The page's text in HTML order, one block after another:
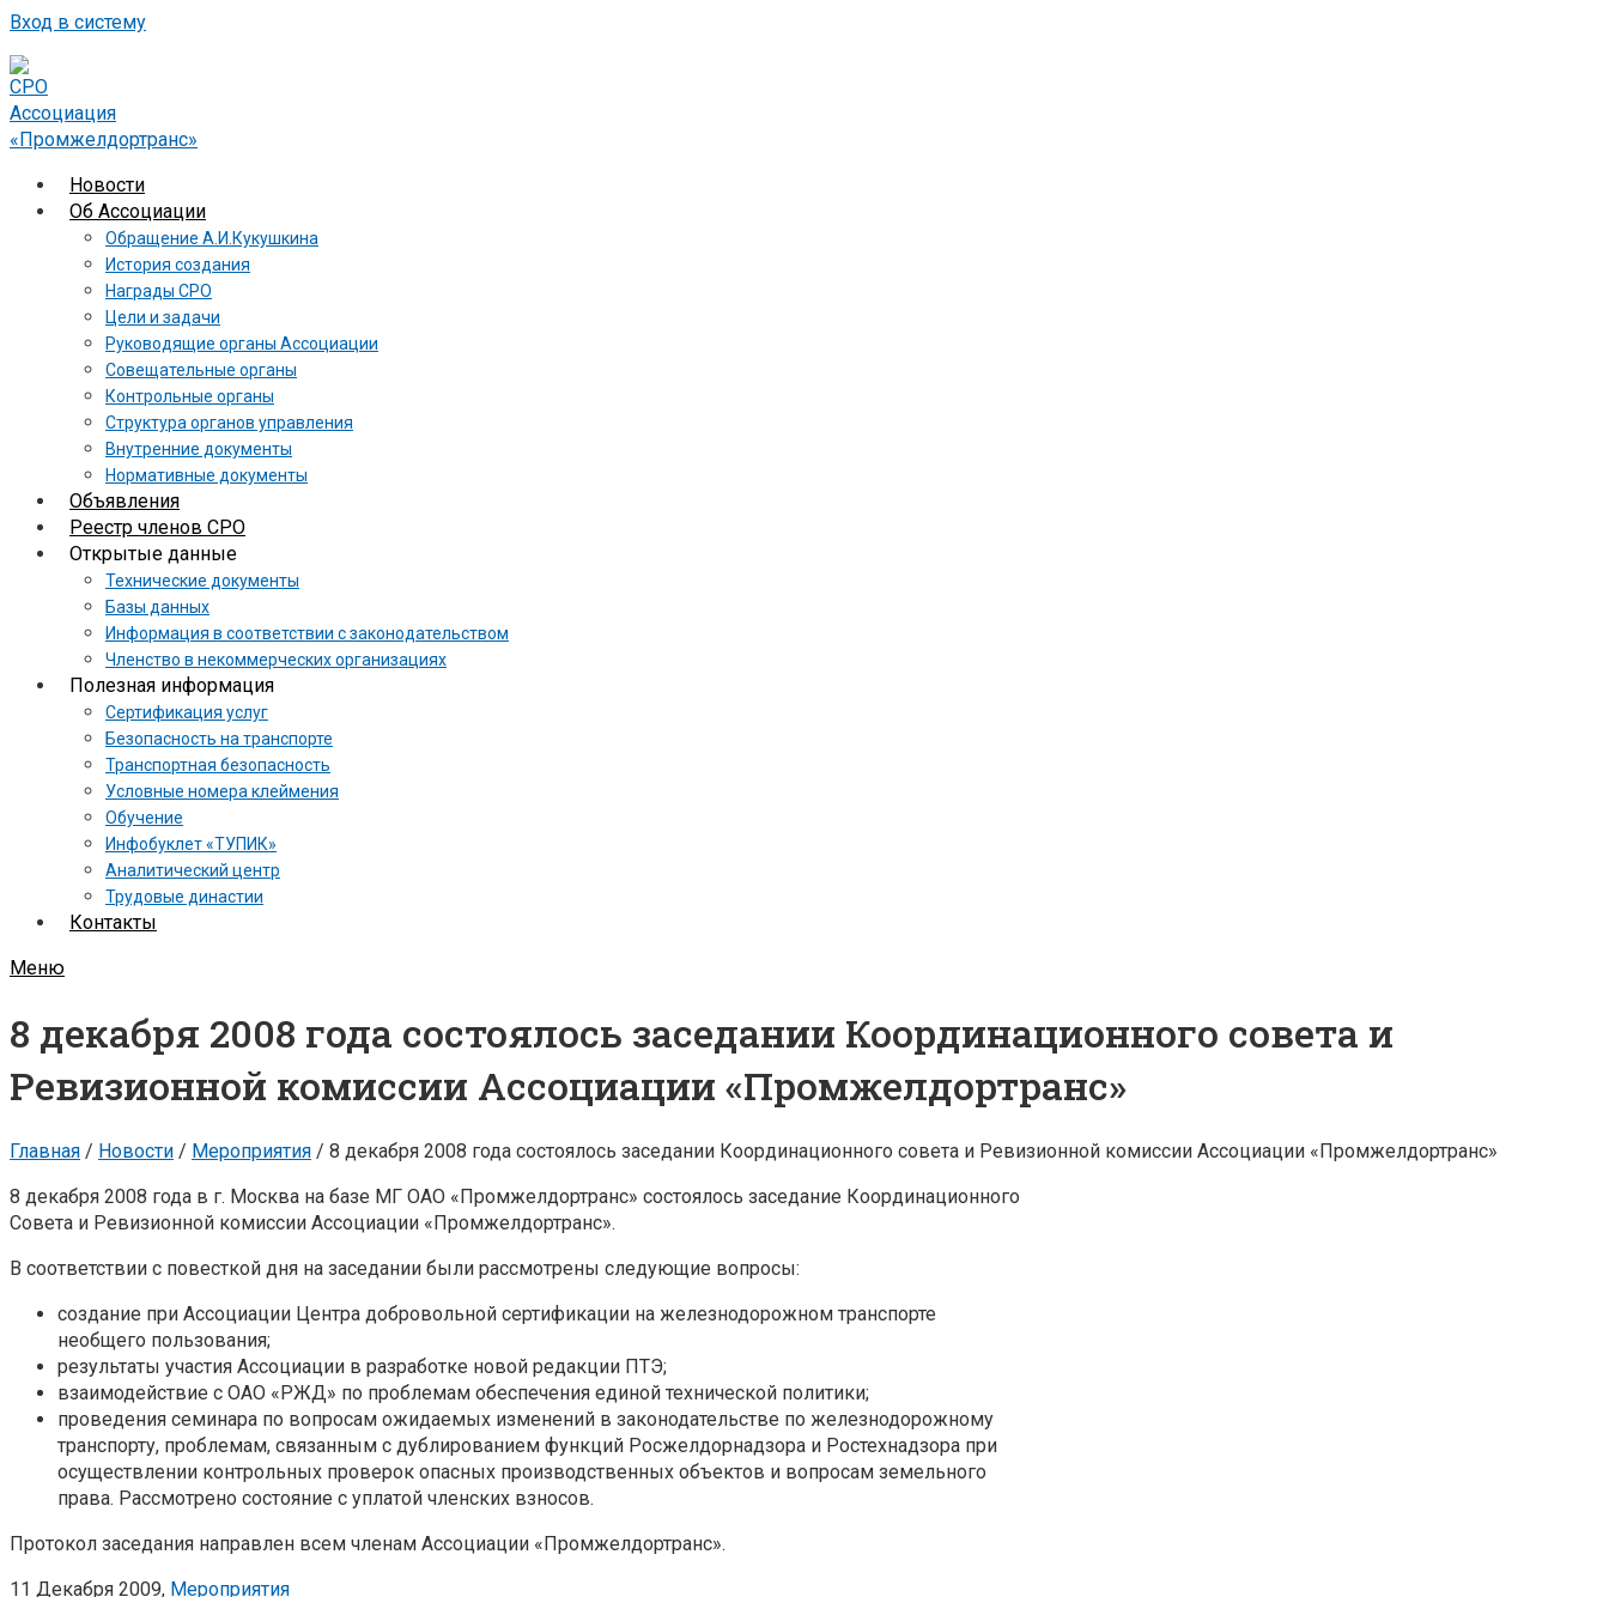
Вход в систему
Новости
Об Ассоциации
Обращение А.И.Кукушкина
История создания
Награды СРО
Цели и задачи
Руководящие органы Ассоциации
Совещательные органы
Контрольные органы
Структура органов управления
Внутренние документы
Нормативные документы
Объявления
Реестр членов СРО
Открытые данные
Технические документы
Базы данных
Информация в соответствии с законодательством
Членство в некоммерческих организациях
Полезная информация
Сертификация услуг
Безопасность на транспорте
Транспортная безопасность
Условные номера клеймения
Обучение
Инфобуклет «ТУПИК»
Аналитический центр
Трудовые династии
Контакты
Меню
8 декабря 2008 года состоялось заседании Координационного совета и
Ревизионной комиссии Ассоциации «Промжелдортранс»
Главная / Новости / Мероприятия / 8 декабря 2008 года состоялось заседании Координационного совета и Ревизионной комиссии Ассоциации «Промжелдортранс»
8 декабря 2008 года в г. Москва на базе МГ ОАО «Промжелдортранс» состоялось заседание Координационного
Совета и Ревизионной комиссии Ассоциации «Промжелдортранс».
В соответствии с повесткой дня на заседании были рассмотрены следующие вопросы:
создание при Ассоциации Центра добровольной сертификации на железнодорожном транспорте
необщего пользования;
результаты участия Ассоциации в разработке новой редакции ПТЭ;
взаимодействие с ОАО «РЖД» по проблемам обеспечения единой технической политики;
проведения семинара по вопросам ожидаемых изменений в законодательстве по железнодорожному
транспорту, проблемам, связанным с дублированием функций Росжелдорнадзора и Ростехнадзора при
осуществлении контрольных проверок опасных производственных объектов и вопросам земельного
права. Рассмотрено состояние с уплатой членских взносов.
Протокол заседания направлен всем членам Ассоциации «Промжелдортранс».
11 Декабря 2009, Мероприятия